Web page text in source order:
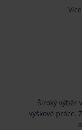
Široký výběr
výškové práce.